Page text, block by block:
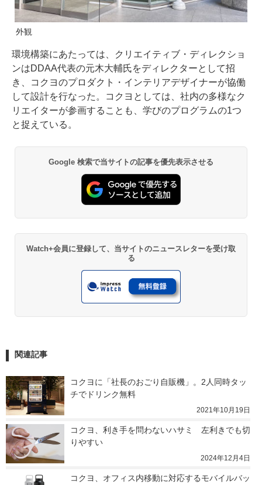
外観
環境構築にあたっては、クリエイティブ・ディレクショ
ンはDDAA代表の元木大輔氏をディレクターとして招
き、コクヨのプロダクト・インテリアデザイナーが協働
して設計を行なった。コクヨとしては、社内の多様なク
リエイターが参画することも、学びのプログラムの1つ
と捉えている。
Google 検索で当サイトの記事を優先表示させる
Watch+会員に登録して、当サイトのニュースレターを受け取
る
関連記事
コクヨに「社長のおごり自販機」。2人同時タッ
チでドリンク無料
2021年10月19日
コクヨ、利き手を問わないハサミ　左利きでも切
りやすい
2024年12月4日
コクヨ、オフィス内移動に対応するモバイルバッ